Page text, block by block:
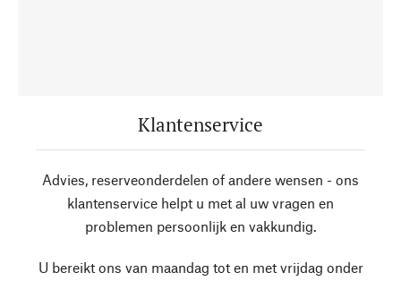
Klantenservice
Advies, reserveonderdelen of andere wensen - ons
klantenservice helpt u met al uw vragen en
problemen persoonlijk en vakkundig.
U bereikt ons van maandag tot en met vrijdag onder